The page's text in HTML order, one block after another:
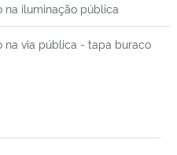
na iluminação pública
na via pública - tapa buraco